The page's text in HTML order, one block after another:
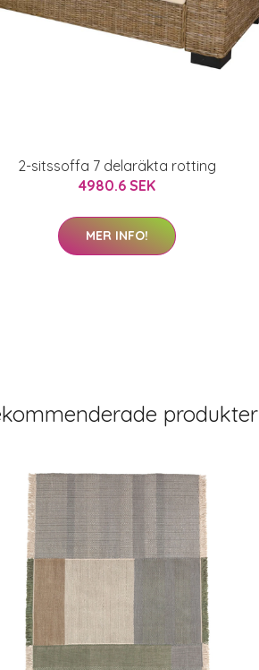
2-sitssoffa 7 delaräkta rotting
4980.6 SEK
MER INFO!
produkter